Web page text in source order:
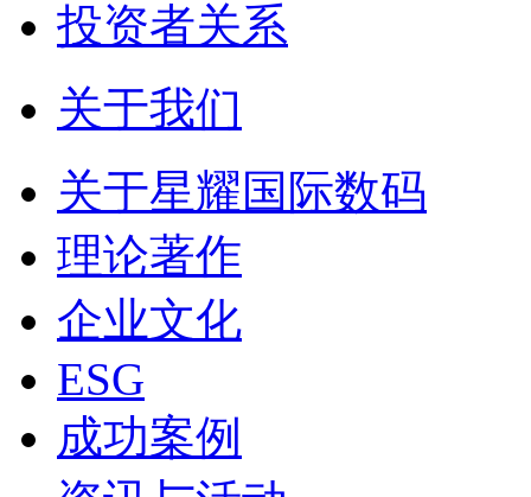
投资者关系
关于我们
关于星耀国际数码
理论著作
企业文化
ESG
成功案例